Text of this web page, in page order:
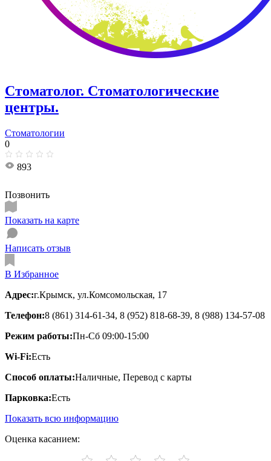
Стоматолог. ​Стоматологические
центры.
Стоматологии
0
893
Позвонить
Показать на карте
Написать отзыв
В Избранное
Адрес:г.Крымск, ул.Комсомольская, 17
Телефон:8 (861) 314-61-34, 8 (952) 818-68-39, 8 (988) 134-57-08
Режим работы:Пн-Сб 09:00-15:00
Wi-Fi:Есть
Способ оплаты:Наличные, Перевод с карты
Парковка:Есть
Показать всю информацию
Оценка касанием: